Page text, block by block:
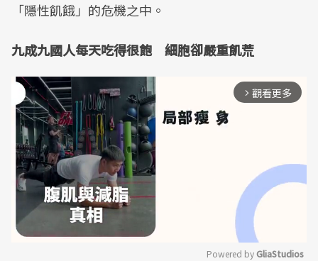
「隱性飢餓」的危機之中。
九成九國人每天吃得很飽 細胞卻嚴重飢荒
arrow_forward_ios 觀看更多
Powered by GliaStudios